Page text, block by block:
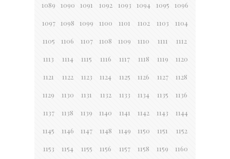
1089 1090 1091 1092 1093 1094 1095 1096
1097 1098 1099 1100 1101 1102 1103 1104
1105 1106 1107 1108 1109 1110 1111 1112
1113 1114 1115 1116 1117 1118 1119 1120
1121 1122 1123 1124 1125 1126 1127 1128
1129 1130 1131 1132 1133 1134 1135 1136
1137 1138 1139 1140 1141 1142 1143 1144
1145 1146 1147 1148 1149 1150 1151 1152
1153 1154 1155 1156 1157 1158 1159 1160